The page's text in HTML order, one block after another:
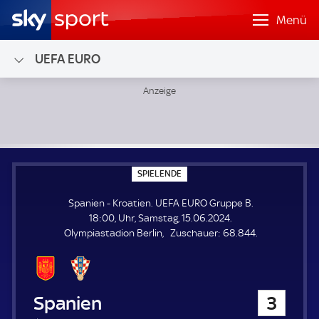
Menü
UEFA EURO
SPIELENDE
P
E
L
E
N
Spanien - Kroatien. UEFA EURO Gruppe B.
18:00, Uhr, Samstag, 15.06.2024.
Olympiastadion Berlin
Zuschauer: Z
68.844.
Spanien 3